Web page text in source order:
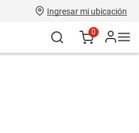
Ingresar mi ubicación
0